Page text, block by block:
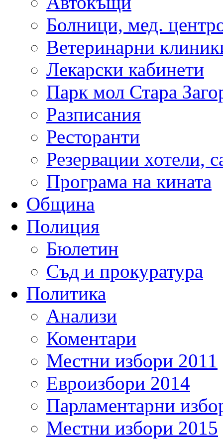
Болници, мед.
Ветеринарни
Лекарски кабинети
Парк мол Стара
Разписания
Ресторанти
Резервации хотели,
Програма на кината
Община
Полиция
Бюлетин
Съд и прокуратура
Политика
Анализи
Коментари
Местни избори 2011
Евроизбори 2014
Парламентарни
Местни избори 2015